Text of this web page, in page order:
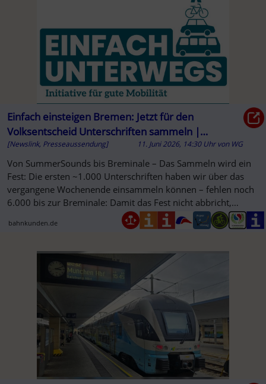
Einfach einsteigen Bremen: Jetzt für den
Volksentscheid Unterschriften sammeln |
Deutscher Bahnkunden-Verband e.V. – DBV
[Newslink, Presseaussendung] 11. Juni 2026, 14:30 Uhr von WG
Von SummerSounds bis Breminale – Das Sammeln wird ein
Fest: Die ersten ~1.000 Unterschriften haben wir über das
vergangene Wochenende einsammeln können – fehlen noch
6.000 bis zur Breminale: Damit das Fest nicht abbricht,
bahnkunden.de